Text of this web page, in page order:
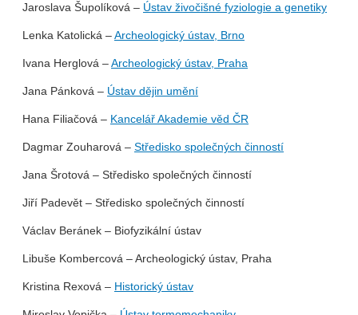
Jaroslava Šupolíková – Ústav živočišné fyziologie a genetiky
Lenka Katolická –Archeologický ústav, Brno
Ivana Herglová –Archeologický ústav, Praha
Jana Pánková – Ústav dějin umění
Hana Filiačová – Kancelář Akademie věd ČR
Dagmar Zouharová – Středisko společných činností
Jana Šrotová – Středisko společných činností
Jiří Padevět – Středisko společných činností
Václav Beránek – Biofyzikální ústav
Libuše Kombercová – Archeologický ústav, Praha
Kristina Rexová – Historický ústav